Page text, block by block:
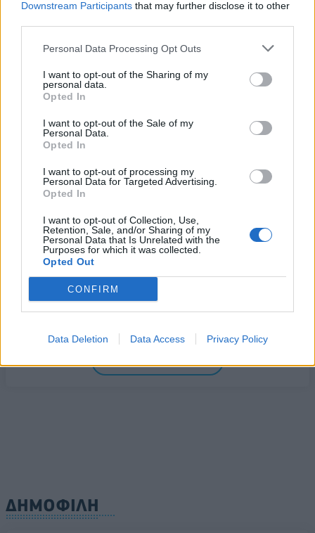
Downstream Participants that may further disclose it to other
Personal Data Processing Opt Outs
I want to opt-out of the Sharing of my
personal data.
Opted In
I want to opt-out of the Sale of my
Personal Data.
Opted In
I want to opt-out of processing my
Personal Data for Targeted Advertising.
Opted In
I want to opt-out of Collection, Use,
Retention, Sale, and/or Sharing of my
Personal Data that Is Unrelated with the
Purposes for which it was collected.
Opted Out
CONFIRM
Data Deletion Data Access Privacy Policy
Πειραιά – Περίπου 60.000 ταξίδεψαν Παρασκευή
και Σάββατο
Από τη Δυτική Αττική στη Νότια Γαλλία : Οι εμπειρίες
Ελλήνων και Γάλλων πυροσβεστών από τα πύρινα
μέτωπα
09/08/2026 - 12:08 ΚΟΣΜΟΣ
ψαράδες ο αλιευτικός τουρισμός
09/08/2026 - 12:08 ΤΟΥΡΙΣΜΟΣ
Τ. Θεοδωρικάκος: Η ενίσχυση της βιομηχανίας
διασφαλίζει την ανάπτυξη, την ασφάλεια και
καλύτερους μισθούς
πινακίδων κυκλοφορίας - Τέλος στις χρονοβόρες
ΔΗΜΟΦΙΛΗ